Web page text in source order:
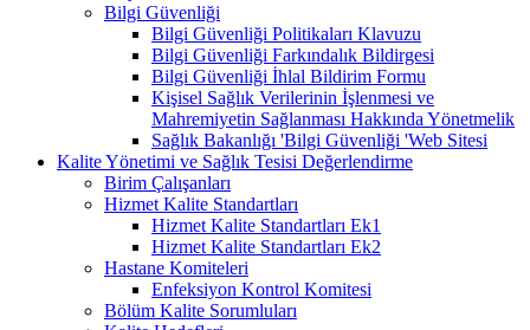
Bilgi Güvenliği
Bilgi Güvenliği Politikaları Klavuzu
Bilgi Güvenliği Farkındalık Bildirgesi
Bilgi Güvenliği İhlal Bildirim Formu
Kişisel Sağlık Verilerinin İşlenmesi ve
Mahremiyetin Sağlanması Hakkında Yönetmelik
Sağlık Bakanlığı 'Bilgi Güvenliği 'Web Sitesi
Kalite Yönetimi ve Sağlık Tesisi Değerlendirme
Birim Çalışanları
Hizmet Kalite Standartları
Hizmet Kalite Standartları Ek1
Hizmet Kalite Standartları Ek2
Hastane Komiteleri
Enfeksiyon Kontrol Komitesi
Bölüm Kalite Sorumluları